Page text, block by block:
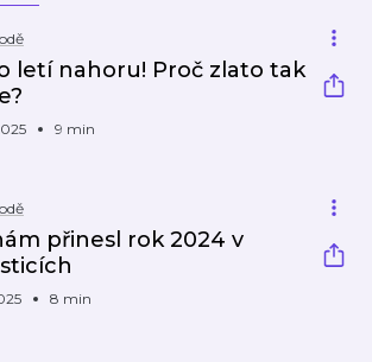
letí nahoru! Proč zlato tak
9 min
přinesl rok 2024 v
8 min